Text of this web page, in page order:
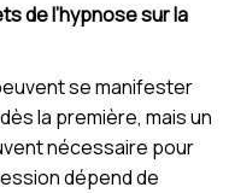
de l’hypnose sur la
se manifester
la première, mais un
nécessaire pour
dépend de